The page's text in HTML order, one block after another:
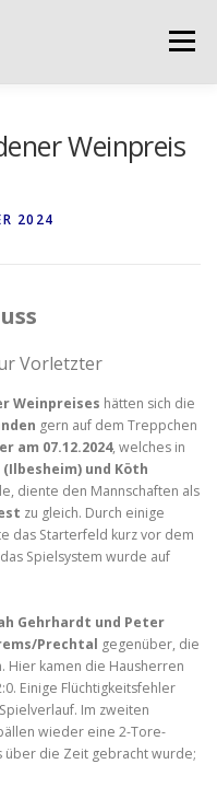
Menü
Weinpreis
2024
Vorletzter
Weinpreises hätten sich die
gern auf dem Treppchen
am 07.12.2024, welches in
und Köth
diente den Mannschaften als
zu gleich. Durch einige
das Starterfeld kurz vor dem
Spielsystem wurde auf
Gehrhardt und Peter
Prechtal gegenüber, die
Hier kamen die Hausherren
Einige Flüchtigkeitsfehler
Im zweiten
wieder eine 2-Tore-
über die Zeit gebracht wurde;